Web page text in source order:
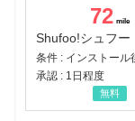
72
Shufoo!シュフー
承認 : 1日程度
無料